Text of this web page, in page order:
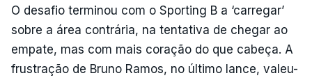
O desafio terminou com o Sporting B a ‘carregar’
sobre a área contrária, na tentativa de chegar ao
empate, mas com mais coração do que cabeça. A
frustração de Bruno Ramos, no último lance, valeu-